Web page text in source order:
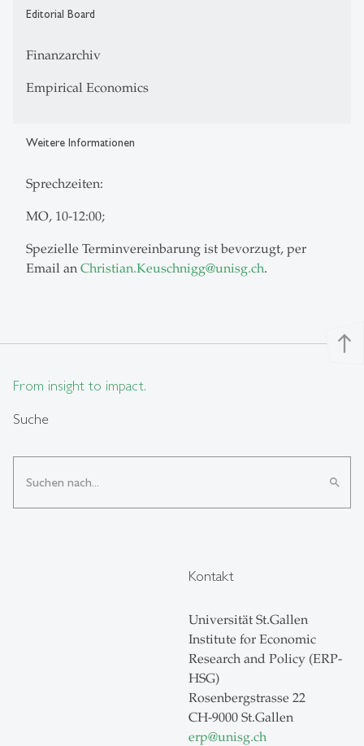
Editorial Board
Finanzarchiv
Empirical Economics
Weitere Informationen
Sprechzeiten:
MO, 10-12:00;
Spezielle Terminvereinbarung ist bevorzugt, per
Email an Christian.Keuschnigg@unisg.ch.
north
From insight to impact.
Suche
search
Kontakt
Universität St.Gallen
Institute for Economic
Research and Policy (ERP-
HSG)
Rosenbergstrasse 22
CH-9000 St.Gallen
erp@unisg.ch